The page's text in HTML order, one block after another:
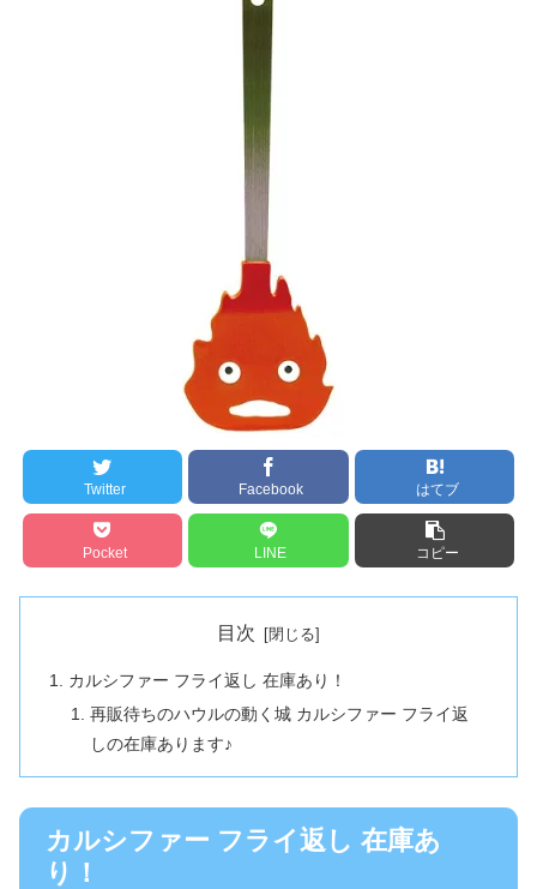
Twitter Facebook はてブ
Pocket LINE コピー
目次
カルシファー フライ返し 在庫あり！
再販待ちのハウルの動く城 カルシファー フライ返
しの在庫あります♪
カルシファー フライ返し 在庫あ
り！